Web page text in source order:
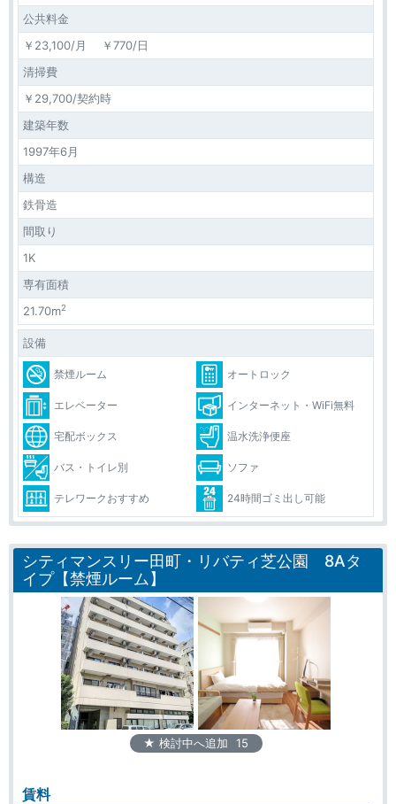
公共料金
￥23,100/月 ￥770/日
清掃費
￥29,700/契約時
建築年数
1997年6月
構造
鉄骨造
間取り
1K
専有面積
21.70m2
設備
禁煙ルーム オートロック
エレベーター インターネット・WiFi無料
宅配ボックス 温水洗浄便座
バス・トイレ別 ソファ
テレワークおすすめ 24時間ゴミ出し可能
シティマンスリー田町・リバティ芝公園 8Aタ
イプ【禁煙ルーム】
★ 検討中へ追加 15
賃料